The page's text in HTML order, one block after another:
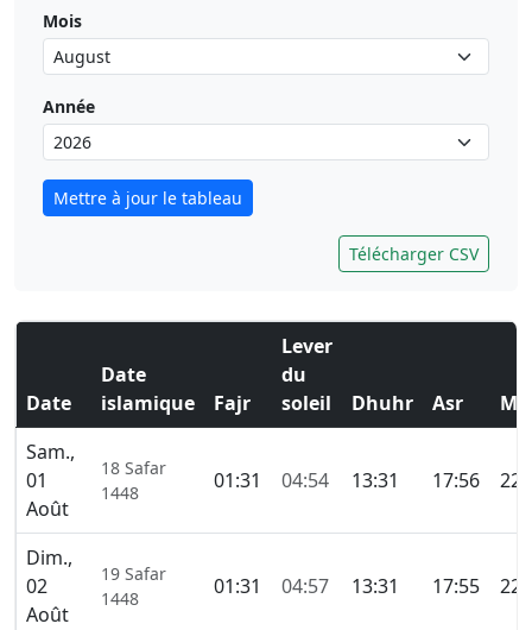
Mois
Année
Mettre à jour le tableau
Télécharger CSV
Date
Date
islamique
Fajr
Lever
du
soleil
Dhuhr Asr
Sam.,
01
Août
18 Safar
1448
01:31 04:54 13:31 17:56
Dim.,
02
Août
19 Safar
1448
01:31 04:57 13:31 17:55